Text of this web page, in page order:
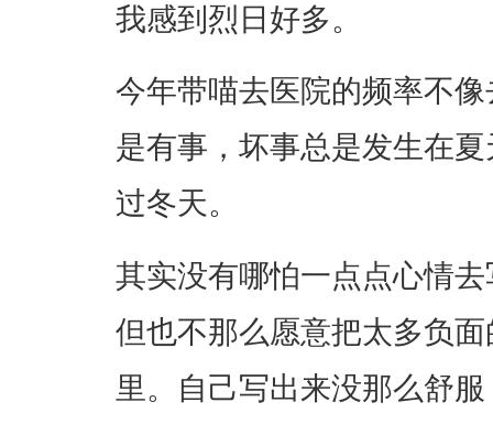
我感到烈日好多。
今年带喵去医院的频率不
是有事，坏事总是发生在
过冬天。
其实没有哪怕一点点心情
但也不那么愿意把太多负
里。自己写出来没那么舒